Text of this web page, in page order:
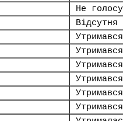
Не
Відсутня
Утримався
Утримався
Утримався
Утримався
Утримався
Утримався